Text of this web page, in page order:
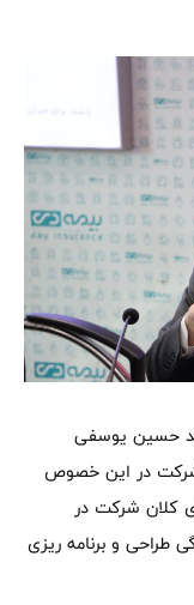
حسین یوسفی
شرکت در این خصوص
کلان شرکت در
و برنامه ریزی